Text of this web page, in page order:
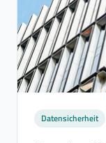
Datensicherheit